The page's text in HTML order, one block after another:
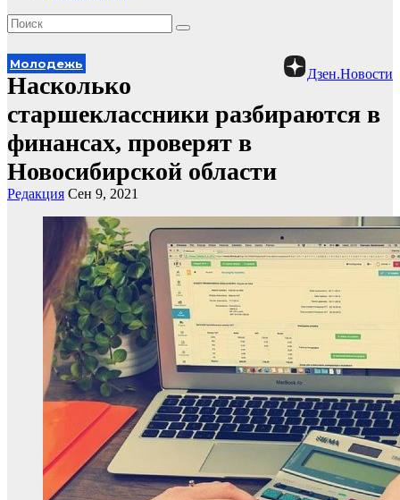
Дзен.Новости
Молодежь
Насколько
старшеклассники разбираются в
финансах, проверят в
Новосибирской области
Редакция Сен 9, 2021